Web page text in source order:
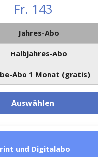
Fr. 143
Jahres-Abo
Halbjahres-Abo
Abo 1 Monat (gratis)
Auswählen
und Digitalabo